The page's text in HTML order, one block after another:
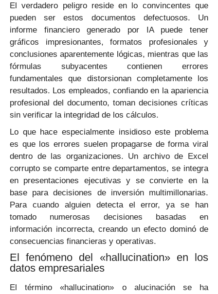
El verdadero peligro reside en lo convincentes que
pueden ser estos documentos defectuosos. Un
informe financiero generado por IA puede tener
gráficos impresionantes, formatos profesionales y
conclusiones aparentemente lógicas, mientras que las
fórmulas subyacentes contienen errores
fundamentales que distorsionan completamente los
resultados. Los empleados, confiando en la apariencia
profesional del documento, toman decisiones críticas
sin verificar la integridad de los cálculos.
Lo que hace especialmente insidioso este problema
es que los errores suelen propagarse de forma viral
dentro de las organizaciones. Un archivo de Excel
corrupto se comparte entre departamentos, se integra
en presentaciones ejecutivas y se convierte en la
base para decisiones de inversión multimillonarias.
Para cuando alguien detecta el error, ya se han
tomado numerosas decisiones basadas en
información incorrecta, creando un efecto dominó de
consecuencias financieras y operativas.
El fenómeno del «hallucination» en los
datos empresariales
El término «hallucination» o alucinación se ha